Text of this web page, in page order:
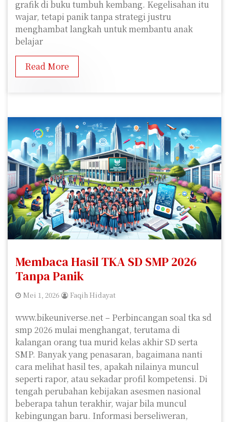
grafik di buku tumbuh kembang. Kegelisahan itu
wajar, tetapi panik tanpa strategi justru
menghambat langkah untuk membantu anak
belajar
Read More
Membaca Hasil TKA SD SMP 2026
Tanpa Panik
Mei 1, 2026 Faqih Hidayat
www.bikeuniverse.net – Perbincangan soal tka sd
smp 2026 mulai menghangat, terutama di
kalangan orang tua murid kelas akhir SD serta
SMP. Banyak yang penasaran, bagaimana nanti
cara melihat hasil tes, apakah nilainya muncul
seperti rapor, atau sekadar profil kompetensi. Di
tengah perubahan kebijakan asesmen nasional
beberapa tahun terakhir, wajar bila muncul
kebingungan baru. Informasi berseliweran,